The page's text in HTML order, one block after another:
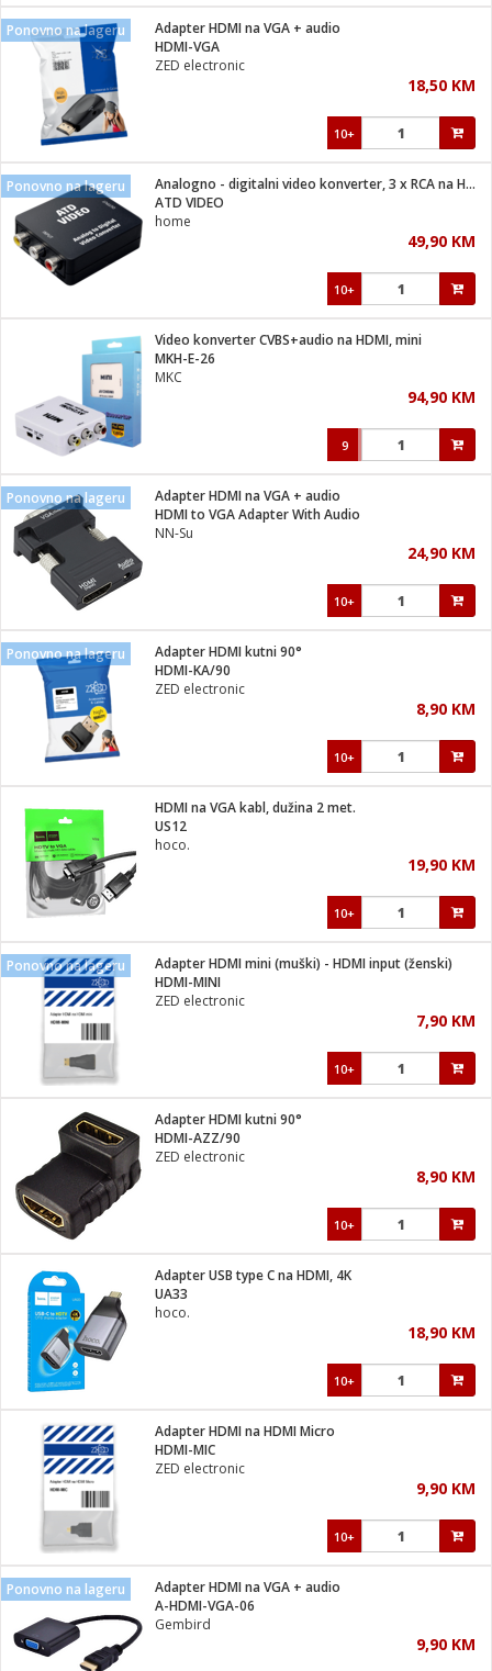
aparati
pribor
pribor
Vitrine
Sušilica
/ Zdravlje
za kosu
brijanje
program
pribor
tuš
materijal
i kutije
i oprema
gorivo
brave
Ponovno na lageru
Adapter HDMI na VGA + audio
HDMI-VGA
ZED electronic
18,50 KM
10+
Ponovno na lageru
Analogno - digitalni video konverter, 3 x RCA na HDMI
ATD VIDEO
home
49,90 KM
10+
Video konverter CVBS+audio na HDMI, mini
MKH-E-26
MKC
94,90 KM
9
Ponovno na lageru
Adapter HDMI na VGA + audio
HDMI to VGA Adapter With Audio
NN-Su
24,90 KM
10+
Ponovno na lageru
Adapter HDMI kutni 90°
HDMI-KA/90
ZED electronic
8,90 KM
10+
HDMI na VGA kabl, dužina 2 met.
US12
hoco.
19,90 KM
10+
Ponovno na lageru
Adapter HDMI mini (muški) - HDMI input (ženski)
HDMI-MINI
ZED electronic
7,90 KM
10+
Adapter HDMI kutni 90°
HDMI-AZZ/90
ZED electronic
8,90 KM
10+
Adapter USB type C na HDMI, 4K
UA33
hoco.
18,90 KM
10+
Adapter HDMI na HDMI Micro
HDMI-MIC
ZED electronic
9,90 KM
10+
Ponovno na lageru
Adapter HDMI na VGA + audio
A-HDMI-VGA-06
Gembird
9,90 KM